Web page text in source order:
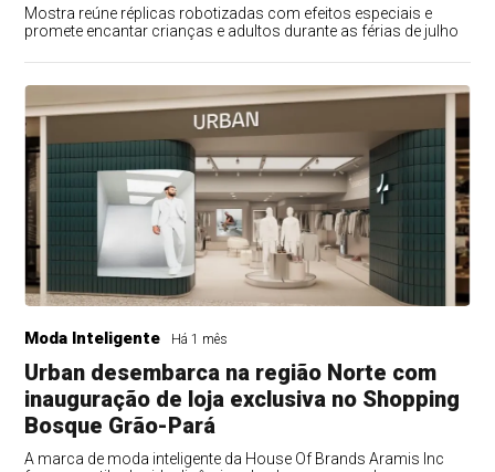
Mostra reúne réplicas robotizadas com efeitos especiais e
promete encantar crianças e adultos durante as férias de julho
Moda Inteligente Há 1 mês
Urban desembarca na região Norte com
inauguração de loja exclusiva no Shopping
Bosque Grão-Pará
A marca de moda inteligente da House Of Brands Aramis Inc